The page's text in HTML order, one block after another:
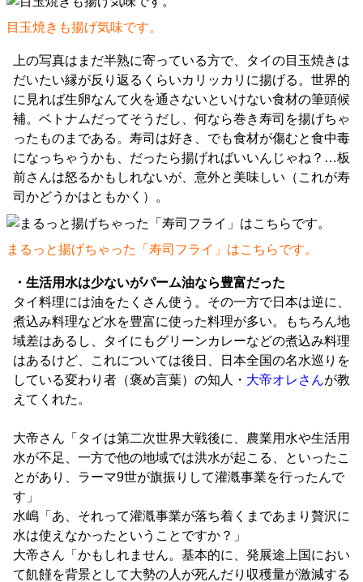
目玉焼きも揚げ気味です。
上の写真はまだ半熟に寄っている方で、タイの目玉焼きは
だいたい縁が反り返るくらいカリッカリに揚げる。世界的
に見れば生卵なんて火を通さないといけない食材の筆頭候
補。ベトナムだってそうだし、何なら巻き寿司を揚げちゃ
ったものまである。寿司は好き、でも食材が傷むと食中毒
になっちゃうかも、だったら揚げればいいんじゃね？…板
前さんは怒るかもしれないが、意外と美味しい（これが寿
司かどうかはともかく）。
まるっと揚げちゃった「寿司フライ」はこちらです。
・生活用水は少ないがパーム油なら豊富だった
タイ料理には油をたくさん使う。その一方で日本は逆に、
煮込み料理など水を豊富に使った料理が多い。もちろん地
域差はあるし、タイにもグリーンカレーなどの煮込み料理
はあるけど、これについては後日、日本全国の名水巡りを
している変わり者（褒め言葉）の知人・ 大帝オレさんが教
えてくれた。
大帝さん「タイは第二次世界大戦後に、農業用水や生活用
水が不足、一方で他の地域では洪水が起こる、といったこ
とがあり、ラーマ9世が旗振りして灌漑事業を行ったんで
す」
水嶋「あ、それって灌漑事業が落ち着くまであまり贅沢に
水は使えなかったということですか？」
大帝さん「かもしれません。基本的に、発展途上国におい
て飢饉を背景として大勢の人が死んだり収穫量が激減する